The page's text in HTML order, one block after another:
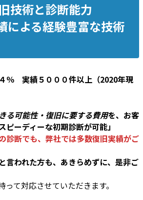
技術と診断能力
による経験豊富な技術
％ 実績５０００件以上（2020年現
る可能性・復旧に要する費用を、お客
ピーディーな初期診断が可能」
診断でも、弊社では多数復旧実績がご
言われた方も、あきらめずに、是非ご
て対応させていただきます。